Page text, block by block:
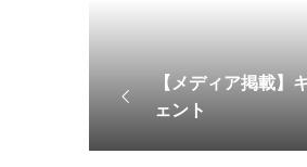
【メディア掲載】
ェント